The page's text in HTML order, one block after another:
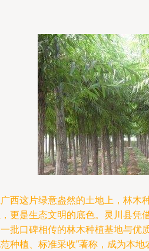
西这片绿意盎然的土地上，林木
更是生态文明的底色。灵川县凭
批口碑相传的林木种植基地与优
种植、标准采收”著称，成为本